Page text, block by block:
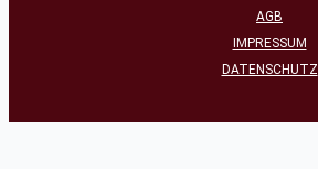
AGB
IMPRESSUM
DATENSCHUTZ